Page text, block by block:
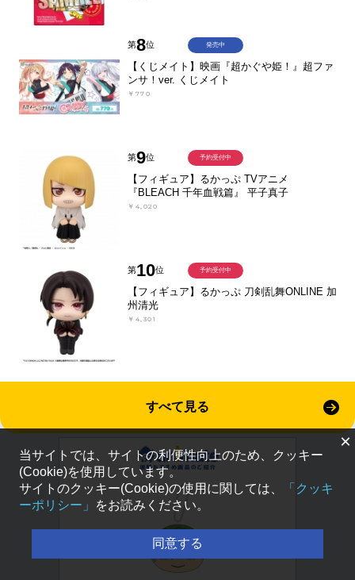
第8位
【くじメイト】映画『超かぐや姫！』超ファ
ンサ！ver. くじメイト
￥770
発売中
第9位
【フィギュア】るかっぷ TVアニメ
『BLEACH 千年血戦篇』 平子真子
￥4,020
予約受付中
第10位
【フィギュア】るかっぷ 刀剣乱舞ONLINE 加
州清光
￥4,301
予約受付中
すべて見る
×
当サイトでは、サイトの利便性向上のため、クッキー
(Cookie)を使用しています。
サイトのクッキー(Cookie)の使用に関しては、
「クッキ
ーポリシー」
をお読みください。
同意する